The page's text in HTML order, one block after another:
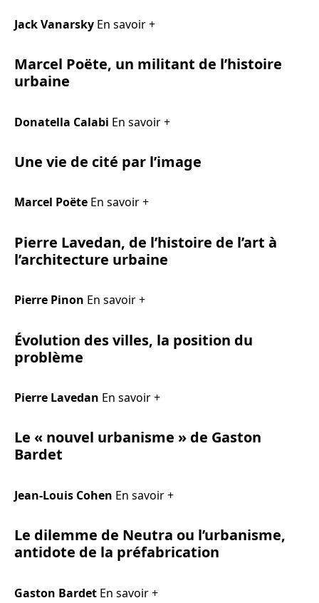
Jack Vanarsky En savoir +
Marcel Poëte, un militant de l’histoire
urbaine
Donatella Calabi En savoir +
Une vie de cité par l’image
Marcel Poëte En savoir +
Pierre Lavedan, de l’histoire de l’art à
l’architecture urbaine
Pierre Pinon En savoir +
Évolution des villes, la position du
problème
Pierre Lavedan En savoir +
Le « nouvel urbanisme » de Gaston
Bardet
Jean-Louis Cohen En savoir +
Le dilemme de Neutra ou l’urbanisme,
antidote de la préfabrication
Gaston Bardet En savoir +